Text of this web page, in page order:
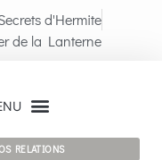
d'Hermite
de la Lanterne
RELATIONS